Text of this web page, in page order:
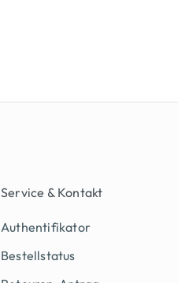
Service & Kontakt
Authentifikator
Bestellstatus